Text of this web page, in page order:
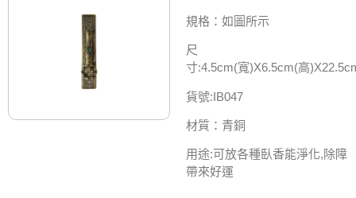
規格：如圖所示
尺
寸:4.5cm(寬)X6.5cm(高
貨號:IB047
材質：青銅
用途:可放各種臥香能淨化,除障
帶來好運